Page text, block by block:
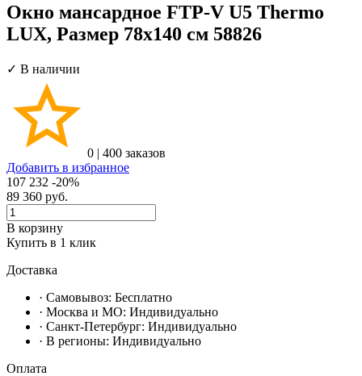
Окно мансардное FTP-V U5 Thermo
LUX, Размер 78х140 см 58826
✓ В наличии
0 | 400 заказов
Добавить в избранное
107 232 -20%
89 360 руб.
В корзину
Купить в 1 клик
Доставка
· Самовывоз: Бесплатно
· Москвa и МО: Индивидуально
· Санкт-Петербург: Индивидуально
· В регионы: Индивидуально
Оплата